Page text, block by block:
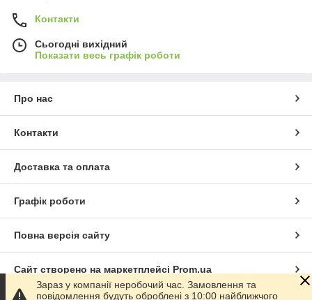
Контакти
Сьогодні вихідний
Показати весь графік роботи
Про нас
Контакти
Доставка та оплата
Графік роботи
Повна версія сайту
Сайт створено на маркетплейсі Prom.ua
Зараз у компанії неробочий час. Замовлення та
повідомлення будуть оброблені з 10:00 найближчого